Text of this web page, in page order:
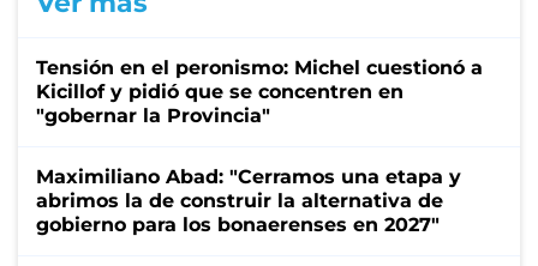
Tensión en el peronismo: Michel cuestionó a
Kicillof y pidió que se concentren en
"gobernar la Provincia"
Maximiliano Abad: "Cerramos una etapa y
abrimos la de construir la alternativa de
gobierno para los bonaerenses en 2027"